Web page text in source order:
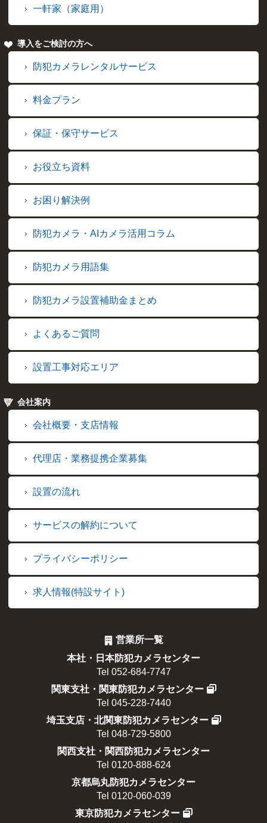
一軒家（家庭用）
導入をご検討の方へ
防犯カメラレンタルサービス
料金プラン
保証・保守サービス
お役立ち資料
お困り解決例
防犯カメラ・AIカメラ活用コラム
防犯カメラ用語集
防犯カメラ設置補助金まとめ
よくあるご質問
設置工事対応エリア
会社案内
会社概要・支店情報
代理店・業務提携企業募集
設置の流れ
サービスの解約について
プライバシーポリシー
求人情報(特設サイト)
営業所一覧
本社・日本防犯カメラセンター
Tel 052-684-7747
関東支社・関東防犯カメラセンター
Tel 045-228-7440
埼玉支店・北関東防犯カメラセンター
Tel 048-729-5800
関西支社・関西防犯カメラセンター
Tel 0120-888-624
京都烏丸防犯カメラセンター
Tel 0120-060-039
東京防犯カメラセンター